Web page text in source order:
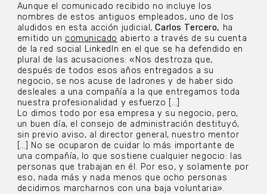
Aunque el comunicado recibido no incluye los
nombres de estos antiguos empleados, uno de los
aludidos en esta acción judicial,Carlos Tercero, ha
emitido un comunicado abierto a través de su cuenta
de la red social LinkedIn en el que se ha defendido en
plural de las acusaciones: «Nos destroza que,
después de todos esos años entregados a su
negocio, se nos acuse de ladrones y de haber sido
desleales a una compañía a la que entregamos toda
nuestra profesionalidad y esfuerzo […]
Lo dimos todo por esa empresa y su negocio, pero,
un buen día, el consejo de administración destituyó,
sin previo aviso, al director general, nuestro mentor
[…] No se ocuparon de cuidar lo más importante de
una compañía, lo que sostiene cualquier negocio: las
personas que trabajan en él. Por eso, y solamente por
eso, nada más y nada menos que ocho personas
decidimos marcharnos con una baja voluntaria».